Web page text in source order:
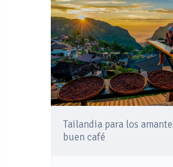
Tailandia para los
buen café